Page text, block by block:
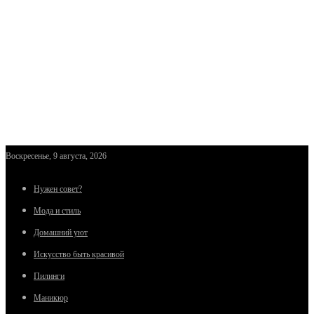
Воскресенье, 9 августа, 2026
Нужен совет?
Мода и стиль
Домашний уют
Искусство быть красивой
Пилинги
Маникюр